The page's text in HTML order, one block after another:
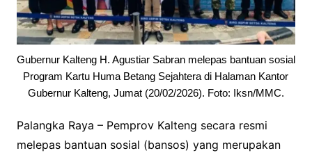
Gubernur Kalteng H. Agustiar Sabran melepas bantuan sosial
Program Kartu Huma Betang Sejahtera di Halaman Kantor
Gubernur Kalteng, Jumat (20/02/2026). Foto: Iksn/MMC.
Palangka Raya – Pemprov Kalteng secara resmi
melepas bantuan sosial (bansos) yang merupakan